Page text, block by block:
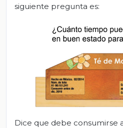
siguiente pregunta es:
Dice que debe consumirse